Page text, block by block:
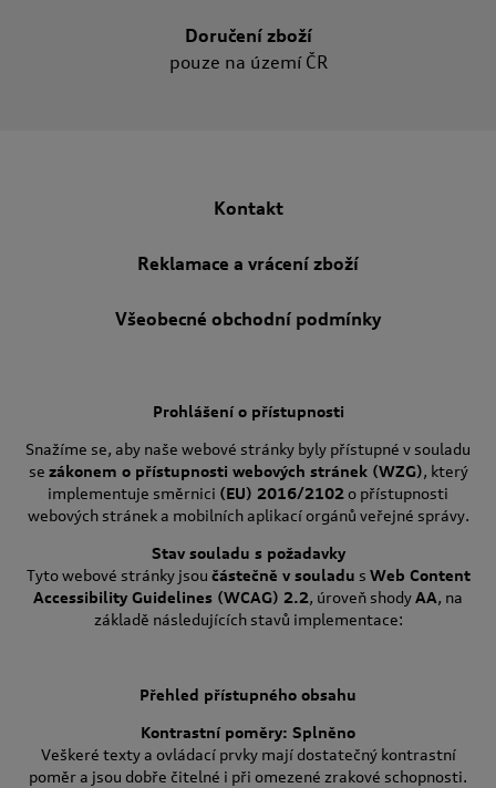
Doručení zboží
pouze na území ČR
Kontakt
Reklamace a vrácení zboží
Všeobecné obchodní podmínky
Prohlášení o přístupnosti
Snažíme se, aby naše webové stránky byly přístupné v souladu
se zákonem o přístupnosti webových stránek (WZG), který
implementuje směrnici (EU) 2016/2102o přístupnosti
webových stránek a mobilních aplikací orgánů veřejné správy.
Stav souladu s požadavky
Tyto webové stránky jsou částečně v souladu s Web Content
Accessibility Guidelines (WCAG) 2.2, úroveň shodyAA, na
základě následujících stavů implementace:
Přehled přístupného obsahu
Kontrastní poměry: Splněno
Veškeré texty a ovládací prvky mají dostatečný kontrastní
poměr a jsou dobře čitelné i při omezené zrakové schopnosti.